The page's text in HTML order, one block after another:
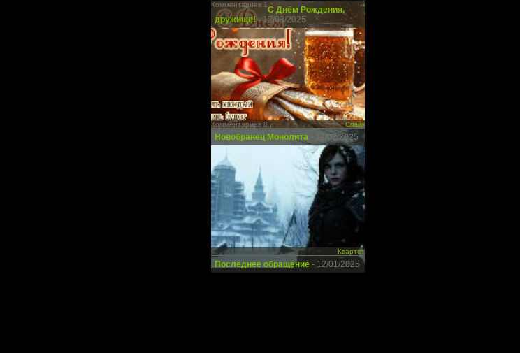
Комментариев 1
С Днём Рождения,
дружище!- 12/03/2025
Комментариев 8 Спайк
Новобранец Монолита - 12/02/2025
Квартет
Последнее обращение - 12/01/2025